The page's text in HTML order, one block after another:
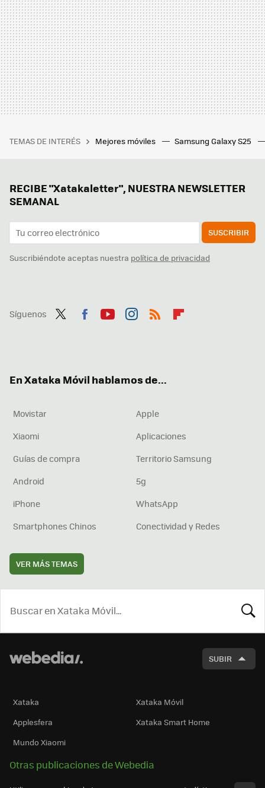
TEMAS DE INTERÉS Mejores móviles Samsung Galaxy S25
RECIBE "Xatakaletter", NUESTRA NEWSLETTER
SEMANAL
SUSCRIBIR
Suscribiéndote aceptas nuestra política de privacidad
Síguenos
En Xataka Móvil hablamos de...
Movistar
Apple
Xiaomi
Aplicaciones
Guías de compra
Territorio Samsung
Android
5g
iPhone
WhatsApp
Smartphones Chinos
Conectividad y Redes
VER MÁS TEMAS
SUBIR
Xataka
Xataka Móvil
Applesfera
Xataka Smart Home
Mundo Xiaomi
Otras publicaciones de Webedia